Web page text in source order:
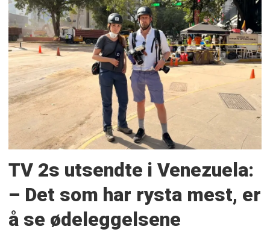
TV 2s utsendte i Venezuela:
– Det som har rysta mest, er
å se ødeleggelsene